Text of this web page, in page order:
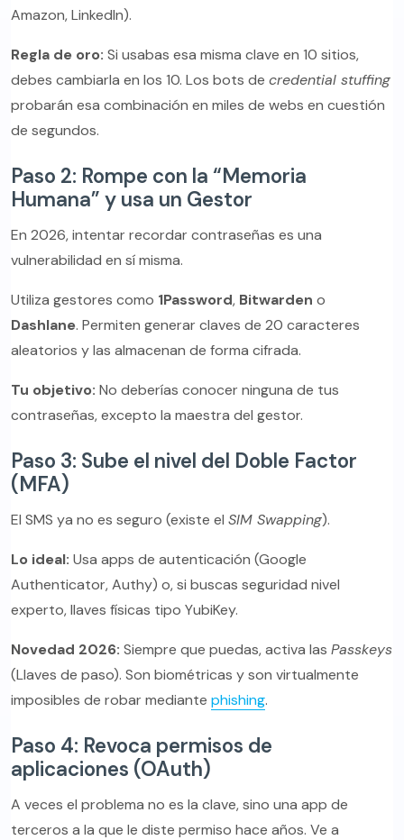
Amazon, LinkedIn).
Regla de oro: Si usabas esa misma clave en 10 sitios,
debes cambiarla en los 10. Los bots de credential stuffing
probarán esa combinación en miles de webs en cuestión
de segundos.
Paso 2: Rompe con la “Memoria
Humana” y usa un Gestor
En 2026, intentar recordar contraseñas es una
vulnerabilidad en sí misma.
Utiliza gestores como 1Password, Bitwarden o
Dashlane. Permiten generar claves de 20 caracteres
aleatorios y las almacenan de forma cifrada.
Tu objetivo: No deberías conocer ninguna de tus
contraseñas, excepto la maestra del gestor.
Paso 3: Sube el nivel del Doble Factor
(MFA)
El SMS ya no es seguro (existe el SIM Swapping).
Lo ideal: Usa apps de autenticación (Google
Authenticator, Authy) o, si buscas seguridad nivel
experto, llaves físicas tipo YubiKey.
Novedad 2026: Siempre que puedas, activa las Passkeys
(Llaves de paso). Son biométricas y son virtualmente
imposibles de robar mediante phishing.
Paso 4: Revoca permisos de
aplicaciones (OAuth)
A veces el problema no es la clave, sino una app de
terceros a la que le diste permiso hace años. Ve a